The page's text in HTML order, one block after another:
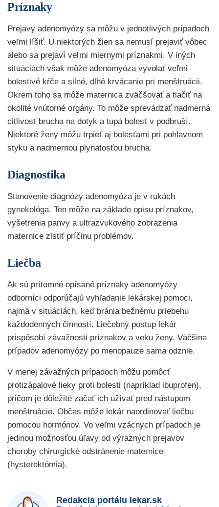
Príznaky
Prejavy adenomyózy sa môžu v jednotlivých prípadoch
veľmi líšiť. U niektorých žien sa nemusí prejaviť vôbec
alebo sa prejaví veľmi miernymi príznakmi. V iných
situáciách však môže adenomyóza vyvolať veľmi
bolestivé kŕče a silné, dlhé krvácanie pri menštruácii.
Okrem toho sa môže maternica zväčšovať a tlačiť na
okolité vnútorné orgány. To môže sprevádzať nadmerná
citlivosť brucha na dotyk a tupá bolesť v podbruší.
Niektoré ženy môžu trpieť aj bolesťami pri pohlavnom
styku a nadmernou plynatosťou brucha.
Diagnostika
Stanovenie diagnózy adenomyóza je v rukách
gynekológa. Ten môže na základe opisu príznakov,
vyšetrenia panvy a ultrazvukového zobrazenia
maternice zistiť príčinu problémov.
Liečba
Ak sú prítomné opísané príznaky adenomyózy
odborníci odporúčajú vyhľadanie lekárskej pomoci,
najmä v situáciách, keď bránia bežnému priebehu
každodenných činností. Liečebný postup lekár
prispôsobí závažnosti príznakov a veku ženy. Väčšina
prípadov adenomyózy po menopauze sama odznie.
V menej závažných prípadoch môžu pomôcť
protizápalové lieky proti bolesti (napríklad ibuprofen),
pričom je dôležité začať ich užívať pred nástupom
menštruácie. Občas môže lekár naordinovať liečbu
pomocou hormónov. Vo veľmi vzácnych prípadoch je
jedinou možnosťou úľavy od výrazných prejavov
choroby chirurgické odstránenie maternice
(hysterektómia).
Redakcia portálu lekar.sk